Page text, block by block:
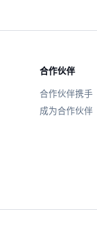
合作伙伴
合作伙伴携手
成为合作伙伴